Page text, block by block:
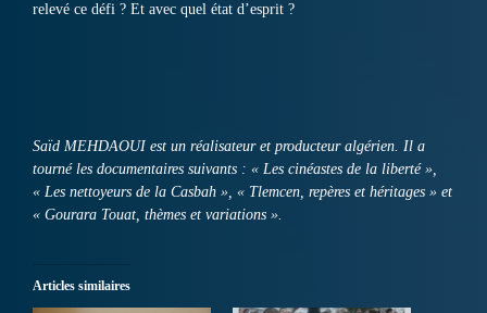
relevé ce défi ? Et avec quel état d’esprit ?
Saïd MEHDAOUI est un réalisateur et producteur algérien. Il a
tourné les documentaires suivants : « Les cinéastes de la liberté »,
« Les nettoyeurs de la Casbah », « Tlemcen, repères et héritages » et
« Gourara Touat, thèmes et variations ».
Articles similaires